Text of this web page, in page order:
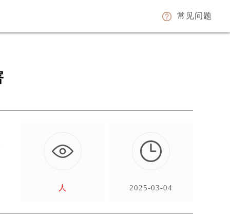
常见问题
人 2025-03-04